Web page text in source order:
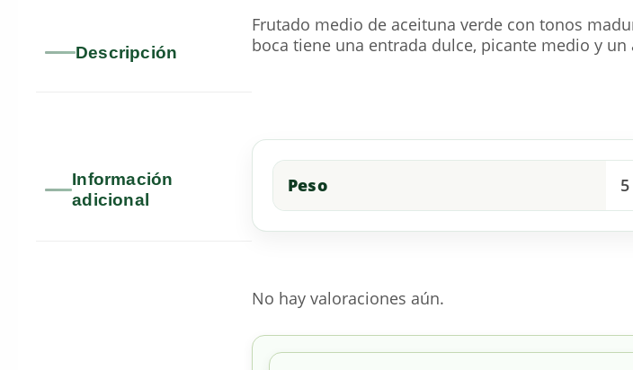
Descripción
Frutado medio de aceituna verde con tonos
boca tiene una entrada dulce, picante medio y un
Información
adicional
Peso
No hay valoraciones aún.